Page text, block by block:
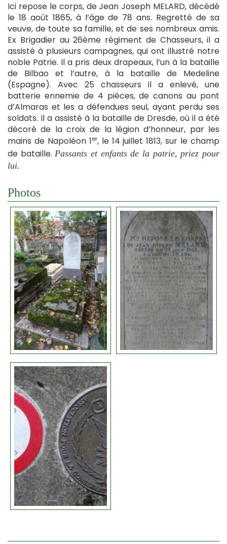
Ici repose le corps, de Jean Joseph MELARD, décédé
le 18 août 1865, à l’âge de 78 ans. Regretté de sa
veuve, de toute sa famille, et de ses nombreux amis.
Ex Brigadier au 26ème régiment de Chasseurs, il a
assisté à plusieurs campagnes, qui ont illustré notre
noble Patrie. Il a pris deux drapeaux, l’un à la bataille
de Bilbao et l’autre, à la bataille de Medeline
(Espagne). Avec 25 chasseurs il a enlevé, une
batterie ennemie de 4 pièces, de canons au pont
d’Almaras et les a défendues seul, ayant perdu ses
soldats. Il a assisté à la bataille de Dresde, où il a été
décoré de la croix de la légion d’honneur, par les
mains de Napoléon 1er, le 14 juillet 1813, sur le champ
de bataille.Passants et enfants de la patrie, priez pour
lui.
Photos